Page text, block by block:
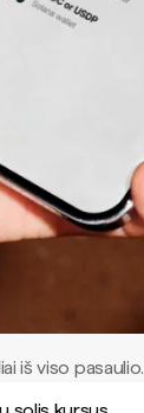
iš viso pasaulio.